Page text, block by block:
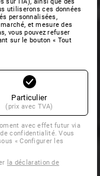
utiliserons ces données
personnalisées,
et mesure des
vous pouvez refuser
sur le bouton « Tout
Particulier
(prix avec TVA)
avec effet futur via
confidentialité. Vous
« Configurer les
la déclaration de